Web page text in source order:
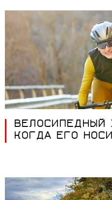
ВЕЛОСИПЕДНЫЙ
КОГДА ЕГО